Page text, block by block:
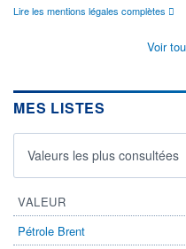
Lire les mentions légales complètes
Voir
MES LISTES
Valeurs les plus consultées
VALEUR
Pétrole Brent